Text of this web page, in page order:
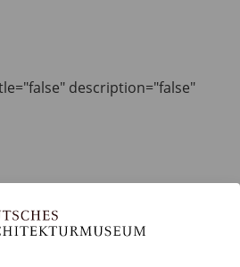
description="false"